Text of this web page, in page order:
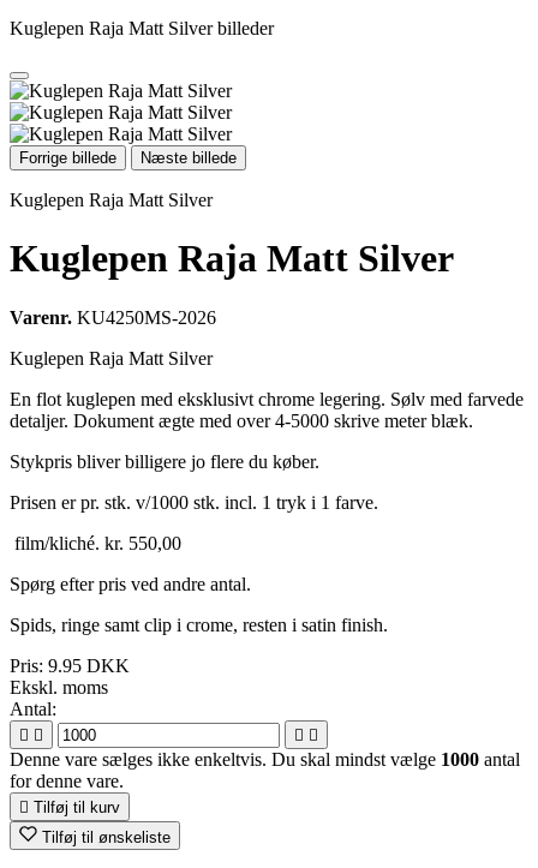
Kuglepen Raja Matt Silver billeder
Forrige billede Næste billede
Kuglepen Raja Matt Silver
Kuglepen Raja Matt Silver
Varenr. KU4250MS-2026
Kuglepen Raja Matt Silver
En flot kuglepen med eksklusivt chrome legering. Sølv med farvede
detaljer. Dokument ægte med over 4-5000 skrive meter blæk.
Stykpris bliver billigere jo flere du køber.
Prisen er pr. stk. v/1000 stk. incl. 1 tryk i 1 farve.
film/kliché. kr. 550,00
Spørg efter pris ved andre antal.
Spids, ringe samt clip i crome, resten i satin finish.
Pris: 9.95 DKK
Ekskl. moms
Antal:
   
Denne vare sælges ikke enkeltvis. Du skal mindst vælge 1000 antal
for denne vare.
 Tilføj til kurv
Tilføj til ønskeliste